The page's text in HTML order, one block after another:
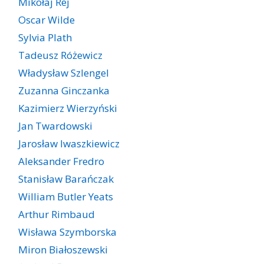
Oscar Wilde
Sylvia Plath
Tadeusz Różewicz
Władysław Szlengel
Zuzanna Ginczanka
Kazimierz Wierzyński
Jan Twardowski
Jarosław Iwaszkiewicz
Aleksander Fredro
Stanisław Barańczak
William Butler Yeats
Arthur Rimbaud
Wisława Szymborska
Miron Białoszewski